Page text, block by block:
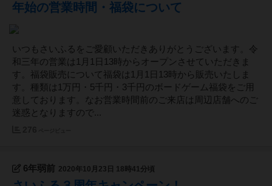
年始の営業時間・福袋について
いつもさいふるをご愛顧いただきありがとうございます。令
和三年の営業は1月1日13時からオープンさせていただきま
す。福袋販売について福袋は1月1日13時から販売いたしま
す。種類は1万円・5千円・3千円のボードゲーム福袋をご用
意しております。なお営業時間前のご来店は周辺店舗へのご
迷惑となりますので...
6年弱前 2020年10月23日 18時41分頃